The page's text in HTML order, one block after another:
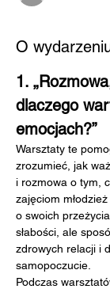
O
1.
dlaczego
emocjach?”
Warsztaty te
zrozumieć, jak
i rozmowa o tym,
zajęciom
o swoich
słabości, ale
zdrowych relacji i
samopoczucie.
Podczas